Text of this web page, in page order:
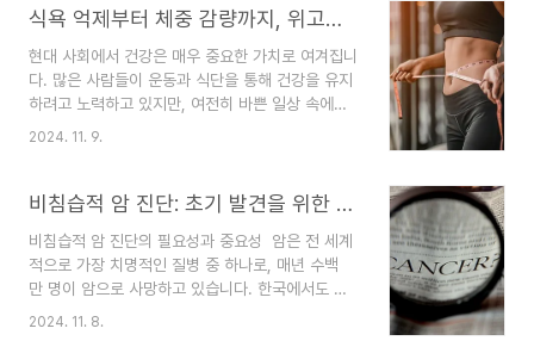
식욕 억제부터 체중 감량까지, 위고비의 모든 것
현대 사회에서 건강은 매우 중요한 가치로 여겨집니
다. 많은 사람들이 운동과 식단을 통해 건강을 유지
하려고 노력하고 있지만, 여전히 바쁜 일상 속에
서 충분한 시간과 에너지를 투자하기 어려운 경우
조 식품입니다. 위고비는 체중 감량, 체력 강화, 그
으로 주목받고 있습니다. 오늘은 위고비에 대해 자
세히 알아보고, 그 효과와 장점, 올바른 사용법에 대
해 설명드리겠습니다.위고비란 무엇인가? 위고비
는 최근 몇 년 사이에 큰 인기를 끌고 있는 건강 보
2024. 11. 9.
비침습적 암 진단: 초기 발견을 위한 최신 기술
비침습적 암 진단의 필요성과 중요성 암은 전 세계
적으로 가장 치명적인 질병 중 하나로, 매년 수백
만 명이 암으로 사망하고 있습니다. 한국에서도 암
은 주요 사망 원인 중 하나로, 암 발생률은 지속적으
2024. 11. 8.